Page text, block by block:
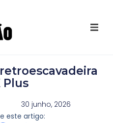
Destaques Youtube
Galeria de Fotos
Plus
30 junho, 2026
este artigo: